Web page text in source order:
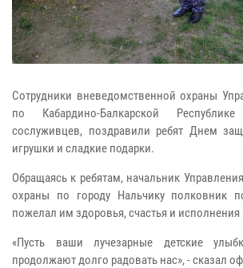
Сотрудники вневедомственной охраны
по Кабардино-Балкарской
сослуживцев, поздравили ребят Днем
игрушки и сладкие подарки.
Обращаясь к ребятам, начальник
охраны по городу Нальчику полковник
пожелал им здоровья, счастья и
«Пусть ваши лучезарные детские
продолжают долго радовать нас», - сказал